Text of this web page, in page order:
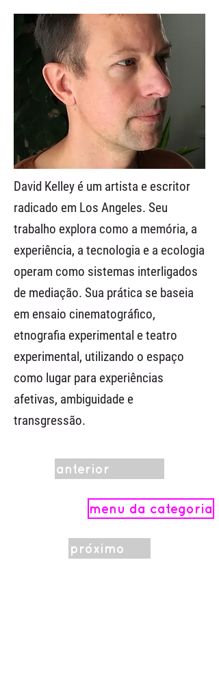
David Kelley é um artista e escritor
radicado em Los Angeles. Seu
trabalho explora como a memória, a
experiência, a tecnologia e a ecologia
operam como sistemas interligados
de mediação. Sua prática se baseia
em ensaio cinematográfico,
etnografia experimental e teatro
experimental, utilizando o espaço
como lugar para experiências
afetivas, ambiguidade e
transgressão.
anterior
menu da categoria
próximo